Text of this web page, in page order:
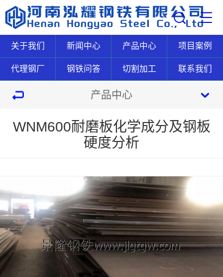
关于我们 新闻中心 产品中心 项目案例
代理钢厂 钢铁问答 切割加工 联系我们
产品中心
WNM600耐磨板化学成分及钢板
硬度分析